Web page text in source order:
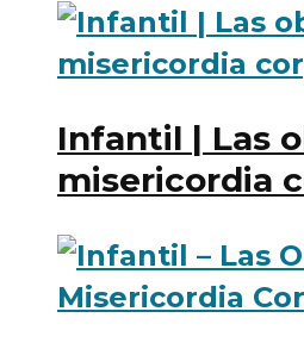
Infantil | Las
misericordia